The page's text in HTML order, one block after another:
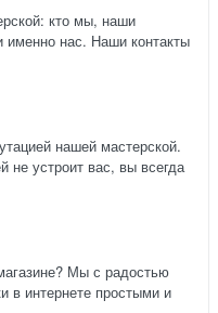
кто мы, наши
нас. Наши контакты
нашей мастерской.
не устроит вас, вы всегда
Мы с радостью
в интернете простыми и